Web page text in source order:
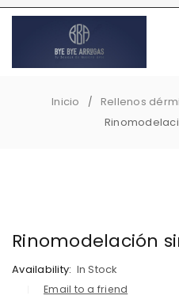
Inicio / Rellenos
Rinomodelación
Availability: In Stock
Email to a friend